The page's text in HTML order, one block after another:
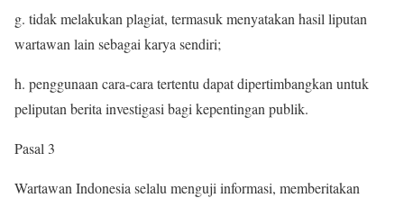
g. tidak melakukan plagiat, termasuk menyatakan hasil liputan
wartawan lain sebagai karya sendiri;
h. penggunaan cara-cara tertentu dapat dipertimbangkan untuk
peliputan berita investigasi bagi kepentingan publik.
Pasal 3
Wartawan Indonesia selalu menguji informasi, memberitakan